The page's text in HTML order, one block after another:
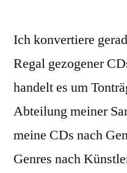
Store“
Ich konvertiere
Regal gezogener
handelt es um
Abteilung meiner
meine CDs nach
Genres nach